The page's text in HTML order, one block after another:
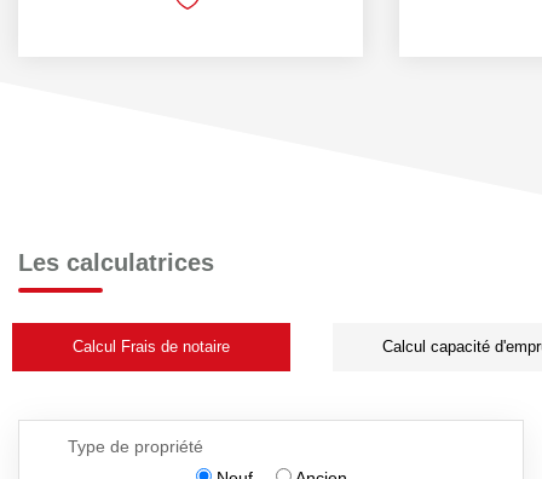
Les calculatrices
Calcul Frais de notaire Calcul capacité